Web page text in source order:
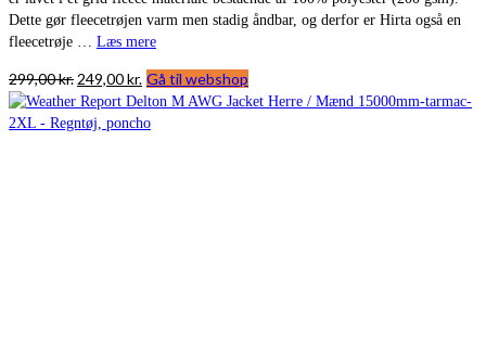
Dette gør fleecetrøjen varm men stadig åndbar, og derfor er Hirta også en
fleecetrøje … Læs mere
299,00kr. Den
oprindelige
pris
249,00kr. Den
aktuelle
pris
Gå til webshop